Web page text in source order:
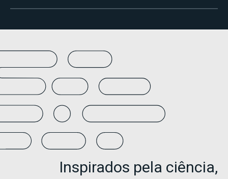
Inspirados pela ciência,